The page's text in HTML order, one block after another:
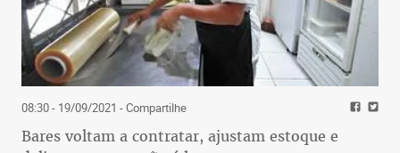
08:30 - 19/09/2021 - Compartilhe
Bares voltam a contratar, ajustam estoque e